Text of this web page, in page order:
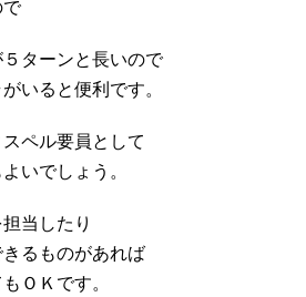
で
ターンと長いので
いると便利です。
ペル要員として
いでしょう。
当したり
るものがあれば
ＯＫです。